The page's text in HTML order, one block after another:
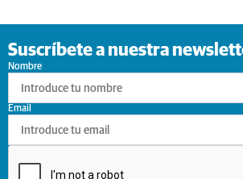
Suscríbete a nuestra
Nombre
Email